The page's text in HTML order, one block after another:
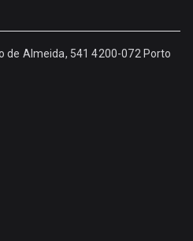
de Almeida, 541 4200-072 Porto